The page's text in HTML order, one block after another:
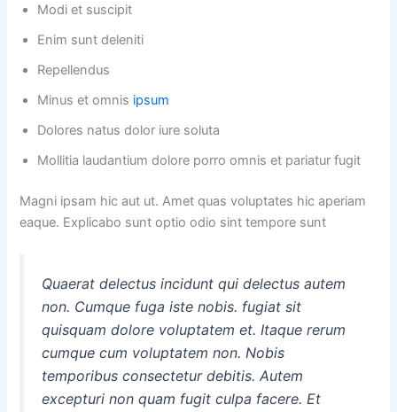
Modi et suscipit
Enim sunt deleniti
Repellendus
Minus et omnis ipsum
Dolores natus dolor iure soluta
Mollitia laudantium dolore porro omnis et pariatur fugit
Magni ipsam hic aut ut. Amet quas voluptates hic aperiam
eaque. Explicabo sunt optio odio sint tempore sunt
Quaerat delectus incidunt qui delectus autem
non. Cumque fuga iste nobis. fugiat sit
quisquam dolore voluptatem et. Itaque rerum
cumque cum voluptatem non. Nobis
temporibus consectetur debitis. Autem
excepturi non quam fugit culpa facere. Et